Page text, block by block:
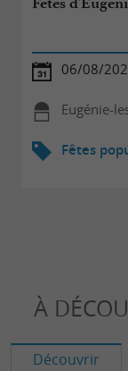
06/08/
Eugénie-
Fêtes
À
Découvrir